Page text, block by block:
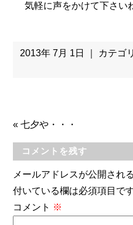
気軽に声をかけて下さい
2013年 7月 1日 ｜ カテゴ
«七夕や・・・
コメントを残す
メールアドレスが公開され
付いている欄は必須項目で
コメント ※